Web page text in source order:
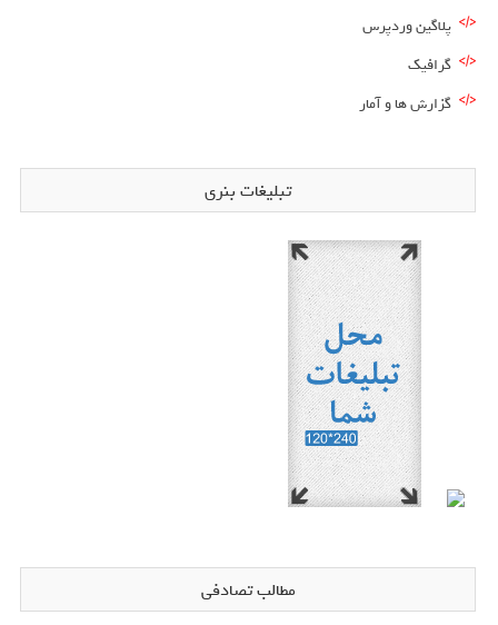
پلاگین وردپرس
گرافیک
گزارش ها و آمار
تبلیغات بنری
مطالب تصادفی